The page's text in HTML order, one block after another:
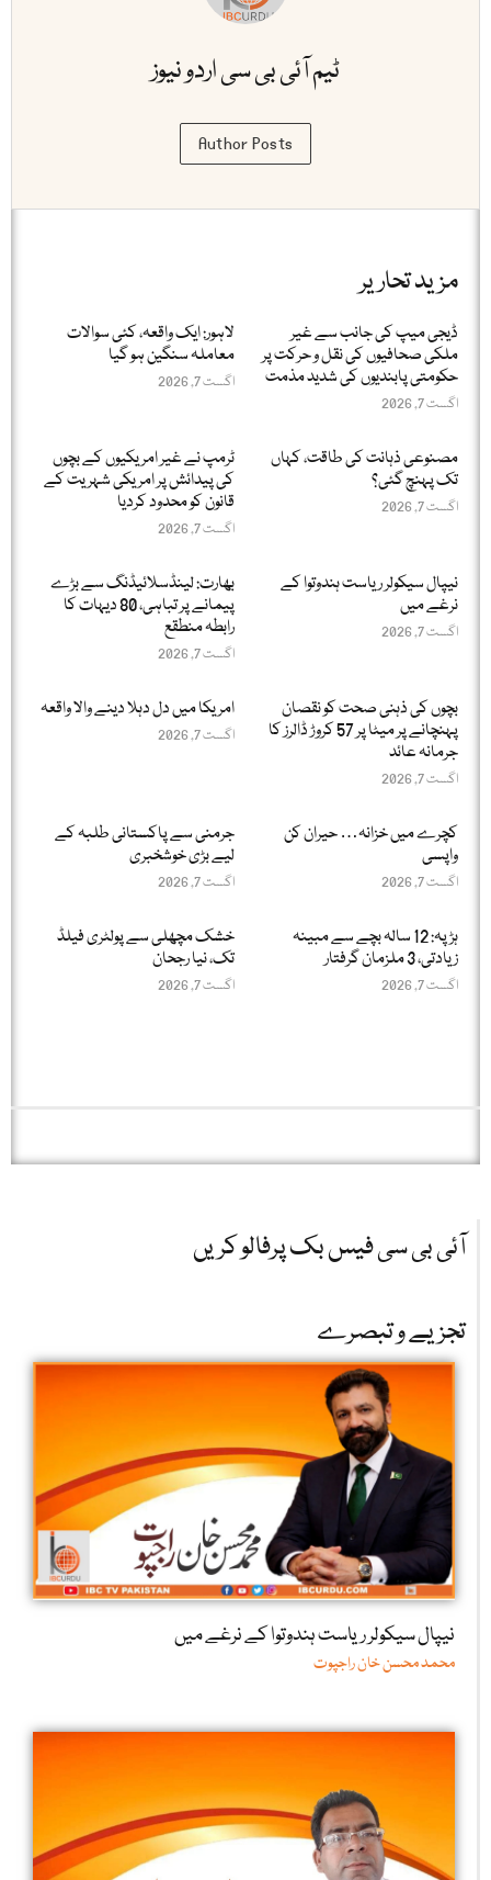
ٹیم آئی بی سی اردو نیوز
Author Posts
مزید تحاریر
ڈیجی میپ کی جانب سے غیر
ملکی صحافیوں کی نقل و حرکت پر
حکومتی پابندیوں کی شدید مذمت
اگست 7, 2026
لاہور: ایک واقعہ، کئی سوالات
معاملہ سنگین ہو گیا
اگست 7, 2026
مصنوعی ذہانت کی طاقت، کہاں
تک پہنچ گئی؟
اگست 7, 2026
ٹرمپ نے غیر امریکیوں کے بچوں
کی پیدائش پر امریکی شہریت کے
قانون کو محدود کردیا
اگست 7, 2026
نیپال سیکولر ریاست ہندوتوا کے
نرغے میں
اگست 7, 2026
بھارت: لینڈسلائیڈنگ سے بڑے
پیمانے پر تباہی، 80 دیہات کا
رابطہ منطقع
اگست 7, 2026
بچوں کی ذہنی صحت کو نقصان
پہنچانے پر میٹا پر 57 کروڑ ڈالرز کا
جرمانہ عائد
اگست 7, 2026
امریکا میں دل دہلا دینے والا واقعہ
اگست 7, 2026
کچرے میں خزانہ… حیران کن
واپسی
اگست 7, 2026
جرمنی سے پاکستانی طلبہ کے
لیے بڑی خوشخبری
اگست 7, 2026
ہڑپہ: 12 سالہ بچے سے مبینہ
زیادتی، 3 ملزمان گرفتار
اگست 7, 2026
خشک مچھلی سے پولٹری فیلڈ
تک، نیا رجحان
اگست 7, 2026
آئی بی سی فیس بک پرفالو کریں
تجزیے و تبصرے
نیپال سیکولر ریاست ہندوتوا کے نرغے میں
محمد محسن خان راجپوت